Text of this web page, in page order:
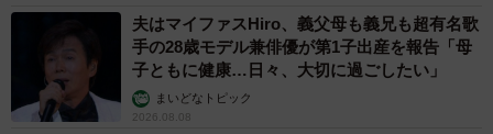
夫はマイファスHiro、義父母も義兄も超有名歌
手の28歳モデル兼俳優が第1子出産を報告「母
子ともに健康…日々、大切に過ごしたい」
まいどなトピック
2026.08.08